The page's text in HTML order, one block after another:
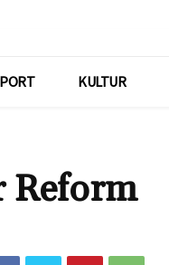
KULTUR
Reform